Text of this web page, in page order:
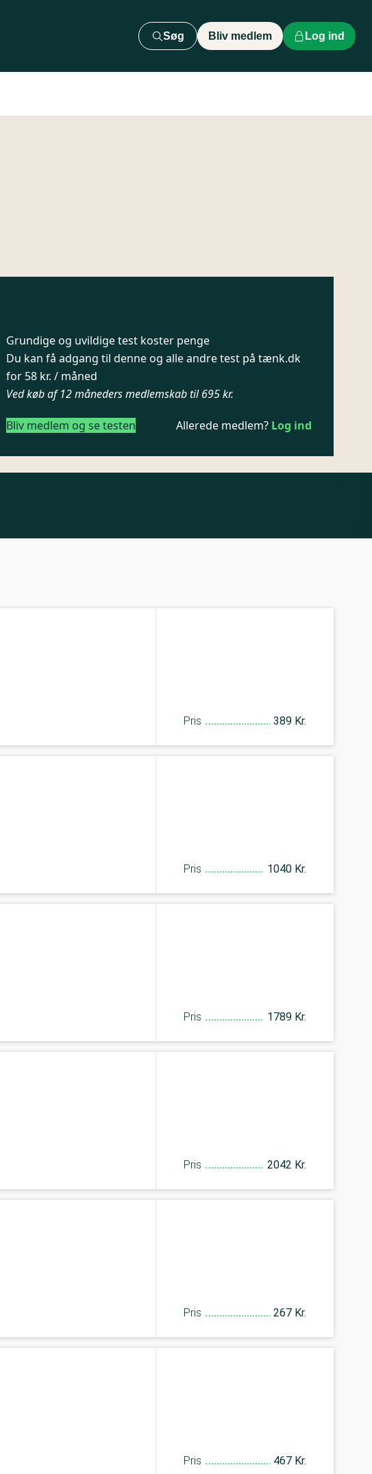
Søg Bliv medlem Log ind
Grundige og uvildige test koster penge
Du kan få adgang til denne og alle andre test på tænk.dk
for 58 kr. / måned
Ved køb af 12 måneders medlemskab til 695 kr.
Bliv medlem og se testen Allerede medlem? Log ind
Pris 389 Kr.
Pris 1040 Kr.
Pris 1789 Kr.
Pris 2042 Kr.
Pris 267 Kr.
Pris 467 Kr.